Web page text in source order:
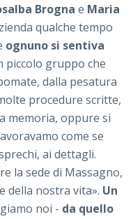
Brogna e Maria
qualche tempo
ognuno si sentiva
piccolo gruppo che
dalla pesatura
procedure scritte,
memoria, oppure si
come se
ai dettagli.
la sede di Massagno,
della nostra vita». Un
noi - da quello